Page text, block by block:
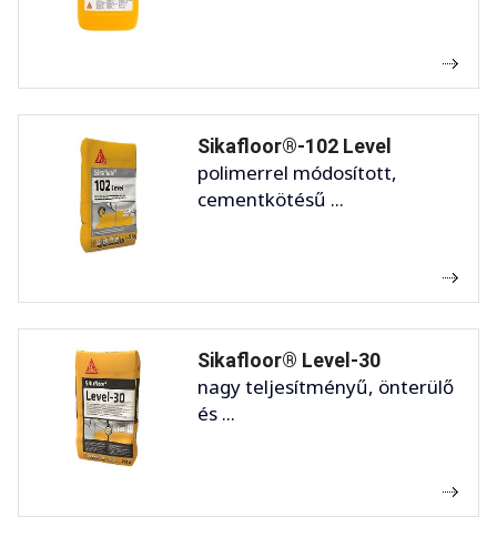
Sikafloor®-102 Level
polimerrel módosított,
cementkötésű ...
Sikafloor® Level-30
nagy teljesítményű, önterülő
és ...